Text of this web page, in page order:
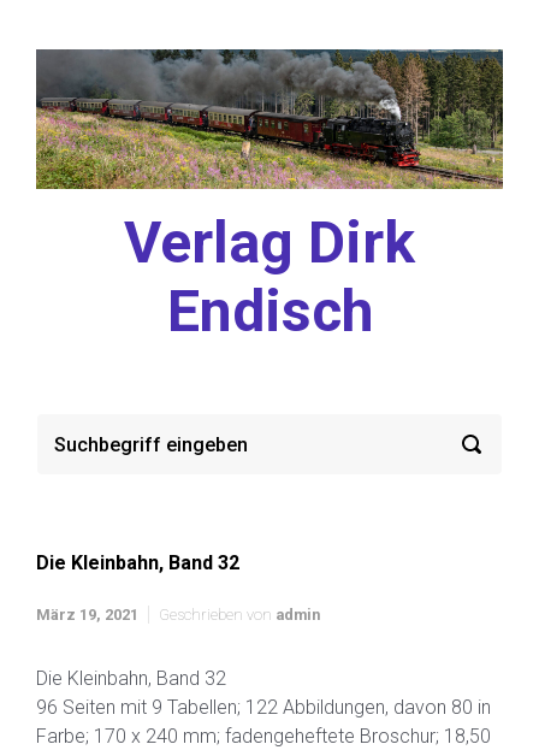
Verlag Dirk
Endisch
Die Kleinbahn, Band 32
März 19, 2021 Geschrieben von admin
Die Kleinbahn, Band 32
96 Seiten mit 9 Tabellen; 122 Abbildungen, davon 80 in
Farbe; 170 x 240 mm; fadengeheftete Broschur; 18,50